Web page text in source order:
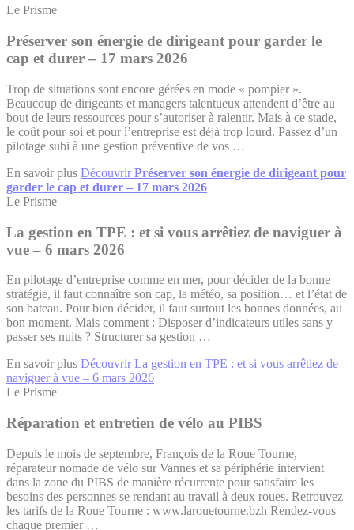
Le Prisme
Préserver son énergie de dirigeant pour garder le
cap et durer – 17 mars 2026
Trop de situations sont encore gérées en mode « pompier ».
Beaucoup de dirigeants et managers talentueux attendent d’être au
bout de leurs ressources pour s’autoriser à ralentir. Mais à ce stade,
le coût pour soi et pour l’entreprise est déjà trop lourd. Passez d’un
pilotage subi à une gestion préventive de vos …
En savoir plus Découvrir Préserver son énergie de dirigeant pour
garder le cap et durer – 17 mars 2026
Le Prisme
La gestion en TPE : et si vous arrêtiez de naviguer à
vue – 6 mars 2026
En pilotage d’entreprise comme en mer, pour décider de la bonne
stratégie, il faut connaître son cap, la météo, sa position… et l’état de
son bateau. Pour bien décider, il faut surtout les bonnes données, au
bon moment. Mais comment : Disposer d’indicateurs utiles sans y
passer ses nuits ? Structurer sa gestion …
En savoir plus Découvrir La gestion en TPE : et si vous arrêtiez de
naviguer à vue – 6 mars 2026
Le Prisme
Réparation et entretien de vélo au PIBS
Depuis le mois de septembre, François de la Roue Tourne,
réparateur nomade de vélo sur Vannes et sa périphérie intervient
dans la zone du PIBS de manière récurrente pour satisfaire les
besoins des personnes se rendant au travail à deux roues. Retrouvez
les tarifs de la Roue Tourne : www.larouetourne.bzh Rendez-vous
chaque premier …